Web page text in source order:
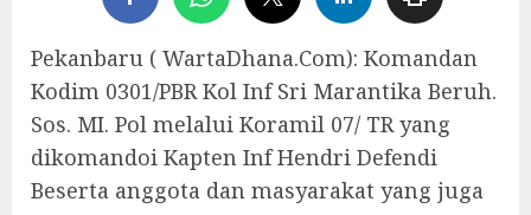
Pekanbaru ( WartaDhana.Com): Komandan
Kodim 0301/PBR Kol Inf Sri Marantika Beruh.
Sos. MI. Pol melalui Koramil 07/ TR yang
dikomandoi Kapten Inf Hendri Defendi
Beserta anggota dan masyarakat yang juga